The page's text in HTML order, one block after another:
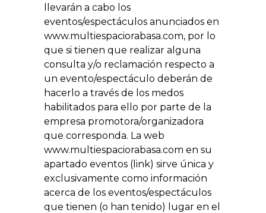
llevarán a cabo los
eventos/espectáculos anunciados en
www.multiespaciorabasa.com, por lo
que si tienen que realizar alguna
consulta y/o reclamación respecto a
un evento/espectáculo deberán de
hacerlo a través de los medos
habilitados para ello por parte de la
empresa promotora/organizadora
que corresponda. La web
www.multiespaciorabasa.com en su
apartado eventos (link) sirve única y
exclusivamente como información
acerca de los eventos/espectáculos
que tienen (o han tenido) lugar en el